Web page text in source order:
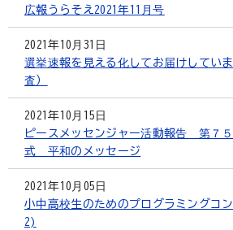
広報うらそえ2021年11月号
2021年10月31日
選挙速報を見える化してお届けしてい
査）
2021年10月15日
ピースメッセンジャー活動報告 第７
式 平和のメッセージ
2021年10月05日
小中高校生のためのプログラミングコ
2)